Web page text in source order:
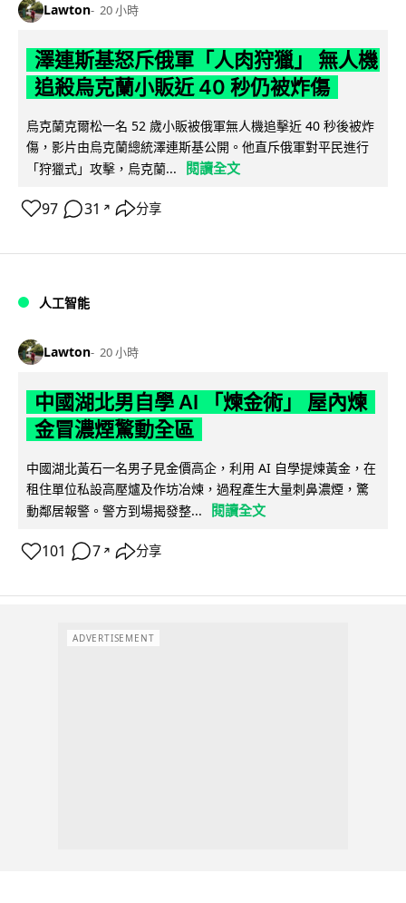
Lawton 20 小時
澤連斯基怒斥俄軍「人肉狩獵」 無人機
追殺烏克蘭小販近 40 秒仍被炸傷
烏克蘭克爾松一名 52 歲小販被俄軍無人機追擊近 40 秒後被炸
傷，影片由烏克蘭總統澤連斯基公開。他直斥俄軍對平民進行
「狩獵式」攻擊，烏克蘭...
閱讀全文
97 31 ↗ 分享
人工智能
Lawton 20 小時
中國湖北男自學 AI 「煉金術」 屋內煉
金冒濃煙驚動全區
中國湖北黃石一名男子見金價高企，利用 AI 自學提煉黃金，在
租住單位私設高壓爐及作坊冶煉，過程產生大量刺鼻濃煙，驚
動鄰居報警。警方到場揭發整...
閱讀全文
101 7 ↗ 分享
ADVERTISEMENT